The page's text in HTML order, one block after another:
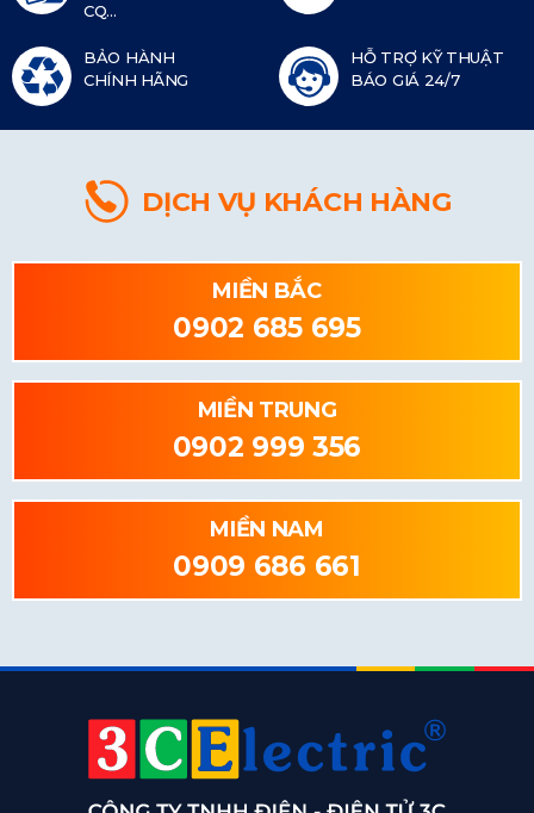
CQ...
BẢO HÀNH
CHÍNH HÃNG
HỖ TRỢ KỸ THUẬT
BÁO GIÁ 24/7
DỊCH VỤ KHÁCH HÀNG
MIỀN BẮC
0902 685 695
MIỀN TRUNG
0902 999 356
MIỀN NAM
0909 686 661